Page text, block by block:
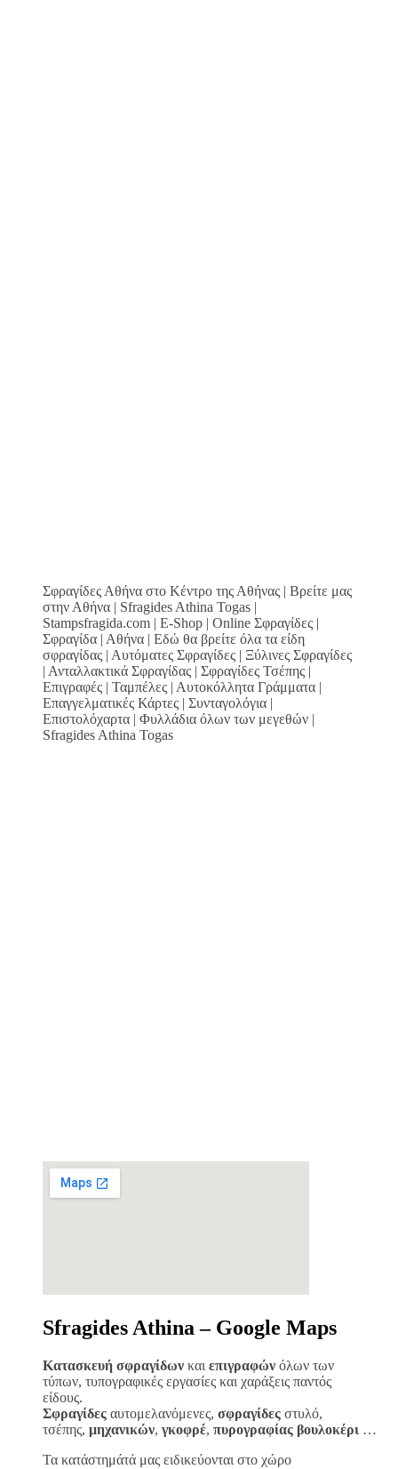
Σφραγίδες Αθήνα στο Κέντρο της Αθήνας | Βρείτε μας
στην Αθήνα | Sfragides Athina Togas |
Stampsfragida.com | E-Shop | Online Σφραγίδες |
Σφραγίδα | Αθήνα | Εδώ θα βρείτε όλα τα είδη
σφραγίδας | Αυτόματες Σφραγίδες | Ξύλινες Σφραγίδες
| Ανταλλακτικά Σφραγίδας | Σφραγίδες Τσέπης |
Επιγραφές | Ταμπέλες | Αυτοκόλλητα Γράμματα |
Επαγγελματικές Κάρτες | Συνταγολόγια |
Επιστολόχαρτα | Φυλλάδια όλων των μεγεθών |
Sfragides Athina Togas
Sfragides Athina – Google Maps
Κατασκευή σφραγίδων και επιγραφών όλων των
τύπων, τυπογραφικές εργασίες και χαράξεις παντός
είδους.
Σφραγίδες αυτομελανόμενες, σφραγίδες στυλό,
τσέπης, μηχανικών, γκοφρέ, πυρογραφίας βουλοκέρι …
Τα κατάστημάτά μας ειδικεύονται στο χώρο